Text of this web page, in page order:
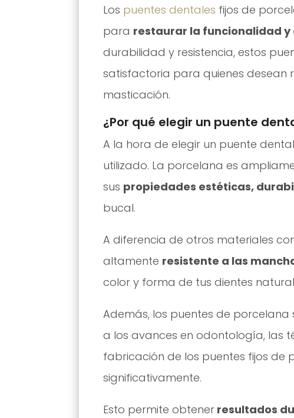
Los puentes dentales fijos de
para restaurar la funcionalidad
durabilidad y resistencia, estos
satisfactoria para quienes
masticación.
¿Por qué elegir un puente
A la hora de elegir un puente
utilizado. La porcelana es
sus propiedades estéticas,
bucal.
A diferencia de otros materiales
altamente resistente a las
color y forma de tus dientes
Además, los puentes de porcelana
a los avances en odontología, las
fabricación de los puentes fijos de
significativamente.
Esto permite obtenerresultados